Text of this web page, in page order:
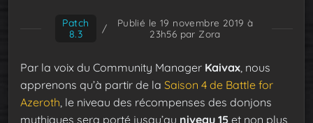
Patch
8.3
/
Publié le 19 novembre 2019 à
23h56 par Zora
Par la voix du Community Manager Kaivax, nous
apprenons qu’à partir de la Saison 4 de Battle for
Azeroth, le niveau des récompenses des donjons
mythiques sera porté jusqu’au niveau 15 et non plus